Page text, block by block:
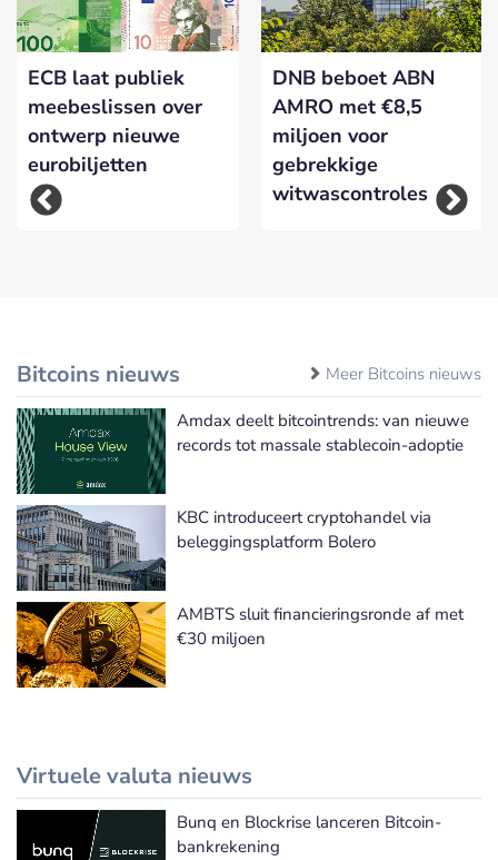
ECB laat publiek
meebeslissen over
ontwerp nieuwe
eurobiljetten
DNB beboet ABN
AMRO met €8,5
miljoen voor
gebrekkige
witwascontroles
Bitcoins nieuws Meer Bitcoins nieuws
Amdax deelt bitcointrends: van nieuwe
records tot massale stablecoin-adoptie
KBC introduceert cryptohandel via
beleggingsplatform Bolero
AMBTS sluit financieringsronde af met
€30 miljoen
Virtuele valuta nieuws
Meer Virtuele valuta nieuws
Bunq en Blockrise lanceren Bitcoin-
bankrekening